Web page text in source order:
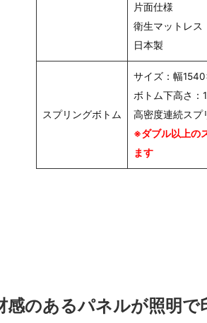
片面仕様
衛生マットレス
日本製
スプリングボトム
サイズ：幅
ボトム下高さ：
高密度連続スプ
※ダブル以上の
ます
感のあるパネルが照明で